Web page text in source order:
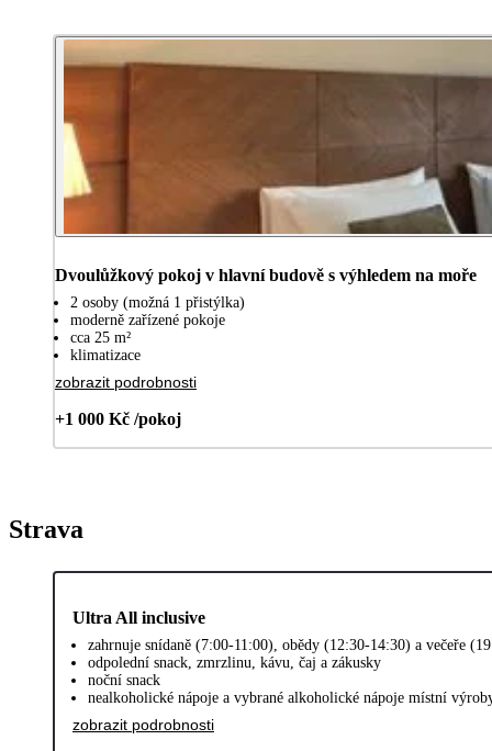
Dvoulůžkový pokoj v hlavní budově s výhledem na moře
2 osoby (možná 1 přistýlka)
moderně zařízené pokoje
cca 25 m²
klimatizace
zobrazit podrobnosti
+1 000 Kč /pokoj
Strava
Ultra All inclusive
zahrnuje snídaně (7:00-11:00), obědy (12:30-14:30) a večeře
odpolední snack, zmrzlinu, kávu, čaj a zákusky
noční snack
nealkoholické nápoje a vybrané alkoholické nápoje místní
zobrazit podrobnosti